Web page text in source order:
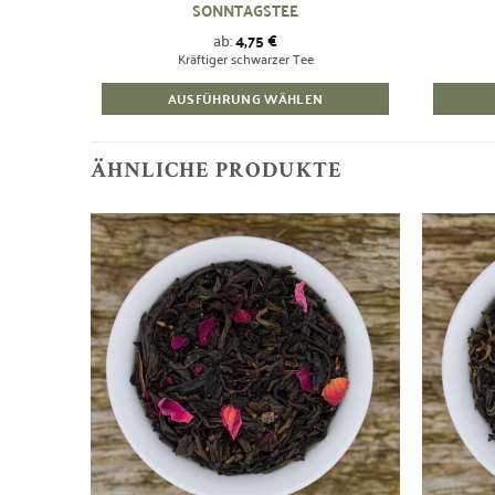
SONNTAGSTEE
ab:4,75€
Kräftiger schwarzer Tee
AUSFÜHRUNG WÄHLEN
weist
Varianten
auf.
Die
Optionen
können
auf
der
Produktseite
gewählt
werden
ÄHNLICHE PRODUKTE
Zur
Wunschliste
hinzufügen